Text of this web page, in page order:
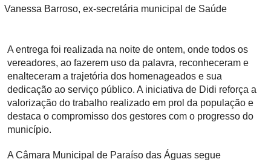
Vanessa Barroso, ex-secretária municipal de Saúde
A entrega foi realizada na noite de ontem, onde todos os
vereadores, ao fazerem uso da palavra, reconheceram e
enalteceram a trajetória dos homenageados e sua
dedicação ao serviço público. A iniciativa de Didi reforça a
valorização do trabalho realizado em prol da população e
destaca o compromisso dos gestores com o progresso do
município.
A Câmara Municipal de Paraíso das Águas segue